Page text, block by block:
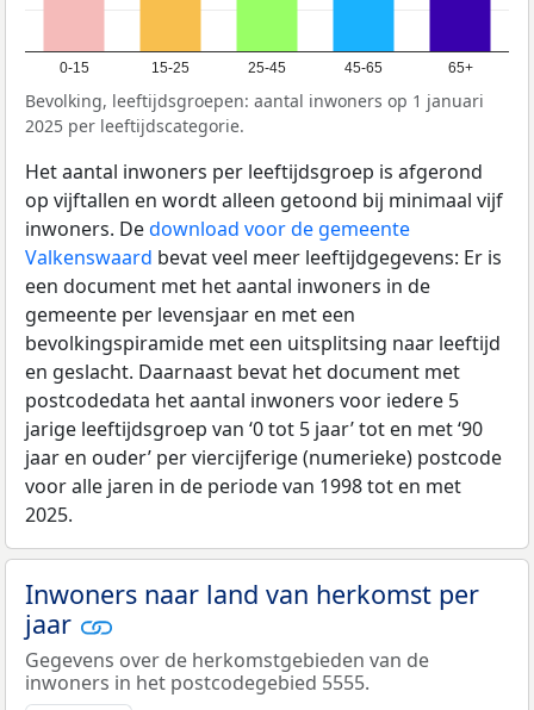
0-15 15-25 25-45 45-65 65+
Bevolking, leeftijdsgroepen: aantal inwoners op 1 januari
2025 per leeftijdscategorie.
Het aantal inwoners per leeftijdsgroep is afgerond
op vijftallen en wordt alleen getoond bij minimaal vijf
inwoners. Dedownload voor de gemeente
Valkenswaard bevat veel meer leeftijdgegevens: Er is
een document met het aantal inwoners in de
gemeente per levensjaar en met een
bevolkingspiramide met een uitsplitsing naar leeftijd
en geslacht. Daarnaast bevat het document met
postcodedata het aantal inwoners voor iedere 5
jarige leeftijdsgroep van ‘0 tot 5 jaar’ tot en met ‘90
jaar en ouder’ per viercijferige (numerieke) postcode
voor alle jaren in de periode van 1998 tot en met
2025.
Inwoners naar land van herkomst per
jaar
Gegevens over de herkomstgebieden van de
inwoners in het postcodegebied 5555.